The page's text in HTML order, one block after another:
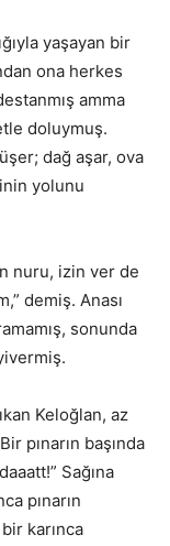
yaşayan bir
ona herkes
amma
doluymuş.
dağ aşar, ova
yolunu
nuru, izin ver de
demiş. Anası
sonunda
Keloğlan, az
pınarın başında
Sağına
pınarın
karınca